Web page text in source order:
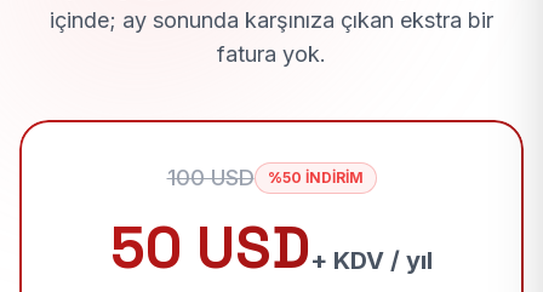
içinde; ay sonunda karşınıza çıkan ekstra bir
fatura yok.
100 USD %50 İNDİRİM
50 USD+ KDV / yıl